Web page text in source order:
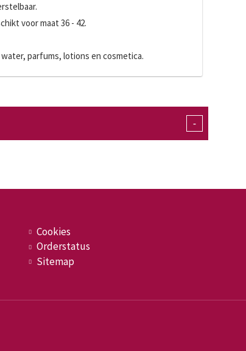
voor maat 36 - 42.
parfums, lotions en cosmetica.
-
Cookies
Orderstatus
Sitemap